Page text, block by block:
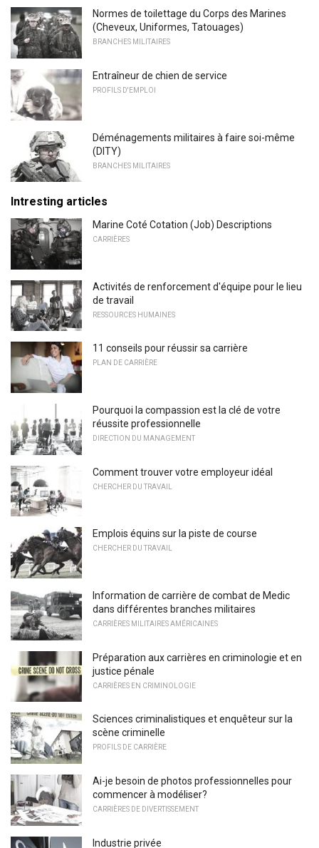
Normes de toilettage du Corps des Marines
(Cheveux, Uniformes, Tatouages)
BRANCHES MILITAIRES
Entraîneur de chien de service
PROFILS D'EMPLOI
Déménagements militaires à faire soi-même
(DITY)
BRANCHES MILITAIRES
Intresting articles
Marine Coté Cotation (Job) Descriptions
CARRIÈRES
Activités de renforcement d'équipe pour le lieu
de travail
RESSOURCES HUMAINES
11 conseils pour réussir sa carrière
PLAN DE CARRIÈRE
Pourquoi la compassion est la clé de votre
réussite professionnelle
DIRECTION DU MANAGEMENT
Comment trouver votre employeur idéal
CHERCHER DU TRAVAIL
Emplois équins sur la piste de course
CHERCHER DU TRAVAIL
Information de carrière de combat de Medic
dans différentes branches militaires
CARRIÈRES MILITAIRES AMÉRICAINES
Préparation aux carrières en criminologie et en
justice pénale
CARRIÈRES EN CRIMINOLOGIE
Sciences criminalistiques et enquêteur sur la
scène criminelle
PROFILS DE CARRIÈRE
Ai-je besoin de photos professionnelles pour
commencer à modéliser?
CARRIÈRES DE DIVERTISSEMENT
Industrie privée